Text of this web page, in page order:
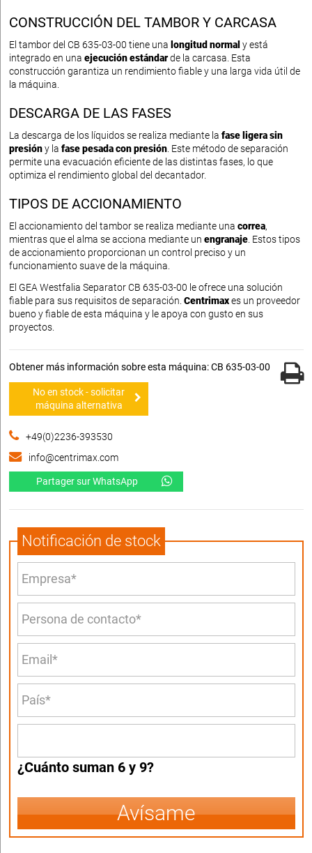
CONSTRUCCIÓN DEL TAMBOR Y CARCASA
El tambor del CB 635-03-00 tiene una longitud normal y está
integrado en una ejecución estándarde la carcasa. Esta
construcción garantiza un rendimiento fiable y una larga vida útil de
la máquina.
DESCARGA DE LAS FASES
La descarga de los líquidos se realiza mediante la fase ligera sin
presióny la fase pesada con presión . Este método de separación
permite una evacuación eficiente de las distintas fases, lo que
optimiza el rendimiento global del decantador.
TIPOS DE ACCIONAMIENTO
El accionamiento del tambor se realiza mediante una correa,
mientras que el alma se acciona mediante un engranaje . Estos tipos
de accionamiento proporcionan un control preciso y un
funcionamiento suave de la máquina.
El GEA Westfalia Separator CB 635-03-00 le ofrece una solución
fiable para sus requisitos de separación. Centrimaxes un proveedor
bueno y fiable de esta máquina y le apoya con gusto en sus
proyectos.
Obtener más información sobre esta máquina: CB 635-03-00
No en stock - solicitar
máquina alternativa
+49(0)2236-393530
info@centrimax.com
Partager sur WhatsApp
Notificación de stock
¿Cuánto suman 6 y 9?
Avísame